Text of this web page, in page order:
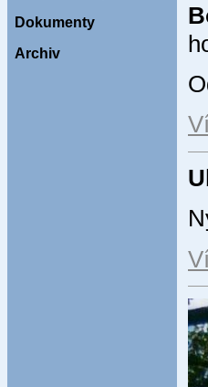
Dokumenty
Archiv